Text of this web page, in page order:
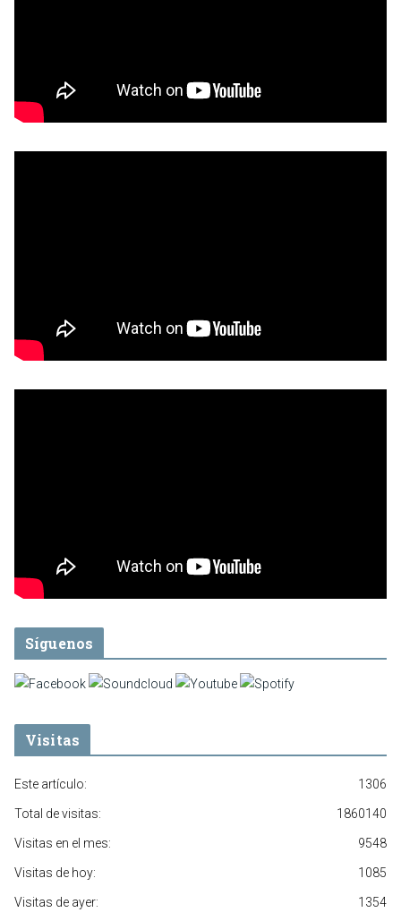
Síguenos
Visitas
1306
Este artículo:
1860140
Total de visitas:
9548
Visitas en el mes:
1085
Visitas de hoy:
1354
Visitas de ayer: